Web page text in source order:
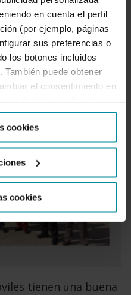
en cuenta el perfil
(por ejemplo, páginas
sus preferencias o
los botones incluidos
También puede obtener
el consentimiento en
cookies
cookies
para realizar las
garantías de
poblaciones más
tienen una buena